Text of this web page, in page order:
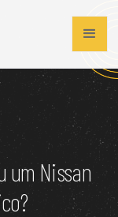
um Nissan